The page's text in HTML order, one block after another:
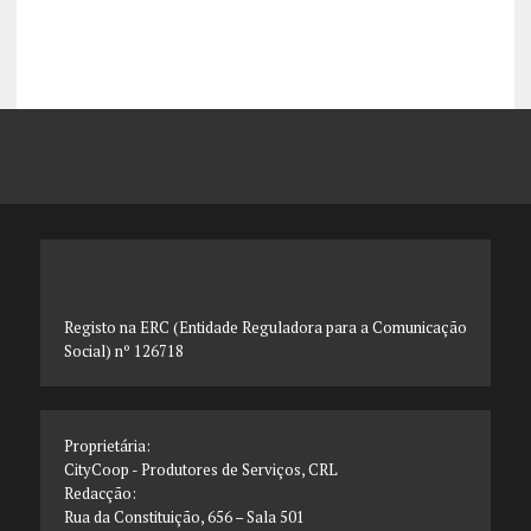
Registo na ERC (Entidade Reguladora para a Comunicação
Social) nº 126718
Proprietária:
CityCoop - Produtores de Serviços, CRL
Redacção:
Rua da Constituição, 656 – Sala 501